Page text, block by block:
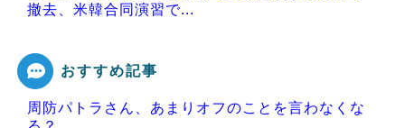
撤去、米韓合同演習で...
Powered by livedoor 相互RSS
おすすめ記事
周防パトラさん、あまりオフのことを言わなくな